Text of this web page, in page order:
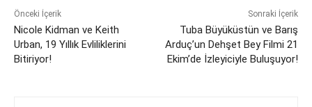
Önceki İçerik
Nicole Kidman ve Keith
Urban, 19 Yıllık Evliliklerini
Bitiriyor!
Sonraki İçerik
Tuba Büyüküstün ve Barış
Arduç’un Dehşet Bey Filmi 21
Ekim’de İzleyiciyle Buluşuyor!